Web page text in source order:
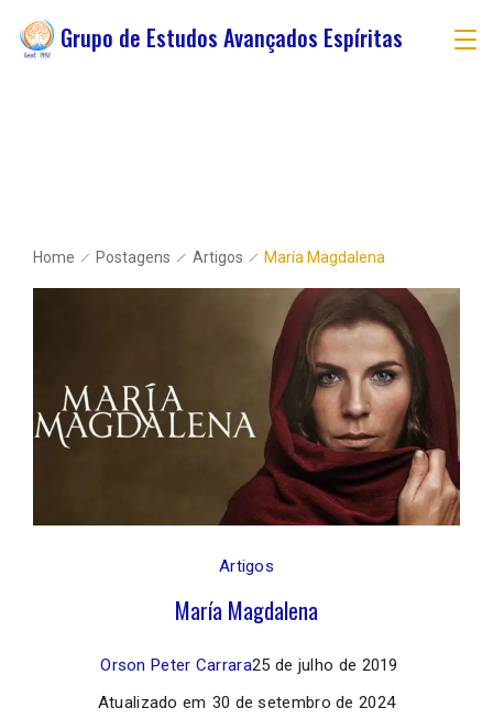
Grupo de Estudos Avançados Espíritas
Home Postagens Artigos María Magdalena
Artigos
María Magdalena
Orson Peter Carrara25 de julho de 2019
Atualizado em 30 de setembro de 2024